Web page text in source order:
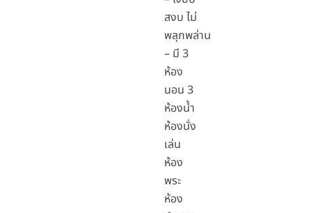
สงบ ไม่
พลุกพล่าน
– มี 3
ห้อง
นอน 3
ห้องน้ำ
ห้องนั่ง
เล่น
ห้อง
พระ
ห้อง